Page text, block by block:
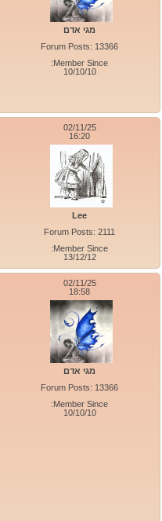
מגי אדם
Forum Posts: 13366
Member Since:
10/10/10
02/11/25
16:20
Lee
Forum Posts: 2111
Member Since:
13/12/12
02/11/25
18:58
מגי אדם
Forum Posts: 13366
Member Since:
10/10/10